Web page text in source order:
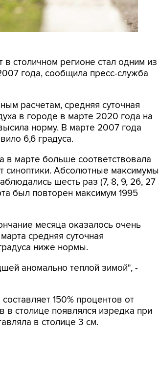
столичном регионе стал одним из
года, сообщила пресс-служба
расчетам, средняя суточная
в городе в марте 2020 года на
норму. В марте 2007 года
6,6 градуса.
в марте больше соответствовала
синоптики. Абсолютные максимумы
шесть раз (7, 8, 9, 26, 27
был повторен максимум 1995
месяца оказалось очень
средняя суточная
ниже нормы.
аномально теплой зимой", -
150% процентов от
столице появлялся изредка при
в столице 3 см.